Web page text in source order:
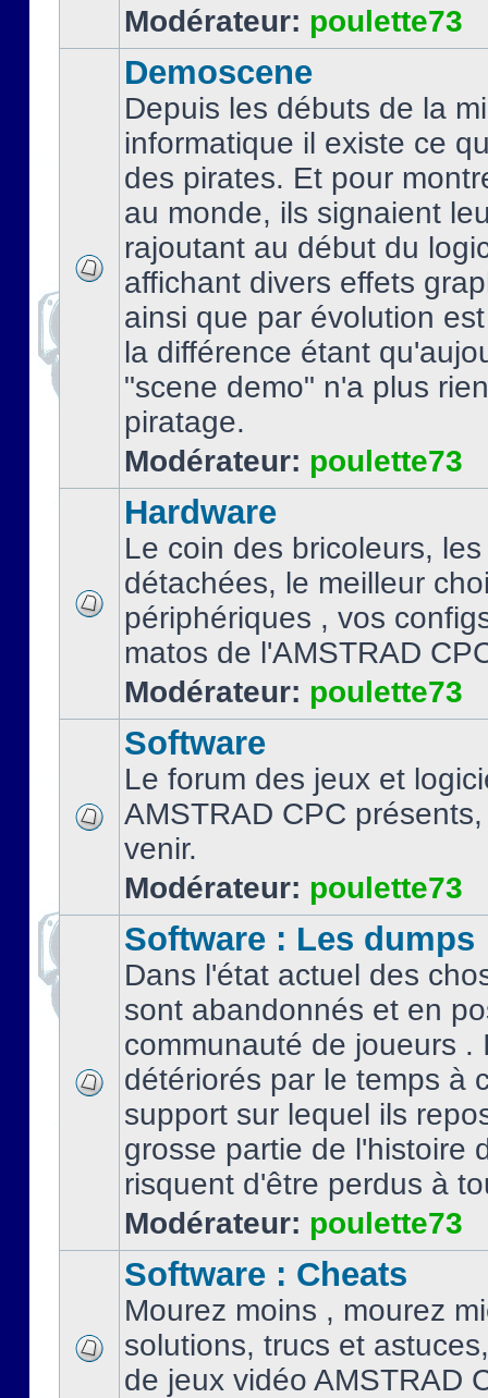
Modérateur: poulette73
Demoscene
Depuis les débuts de la
informatique il existe ce
des pirates. Et pour
au monde, ils signaient
rajoutant au début du
affichant divers effets
ainsi que par évolution
la différence étant
"scene demo" n'a plus
piratage.
Modérateur: poulette73
Hardware
Le coin des bricoleurs,
détachées, le meilleur
périphériques , vos
matos de l'AMSTRAD
Modérateur: poulette73
Software
Le forum des jeux et
AMSTRAD CPC
venir.
Modérateur: poulette73
Software : Les dumps
Dans l'état actuel des
sont abandonnés et en
communauté de joueurs .
détériorés par le temps à
support sur lequel ils
grosse partie de l'histoire
risquent d'être perdus à
Modérateur: poulette73
Software : Cheats
Mourez moins , mourez
solutions, trucs et
de jeux vidéo AMSTRAD